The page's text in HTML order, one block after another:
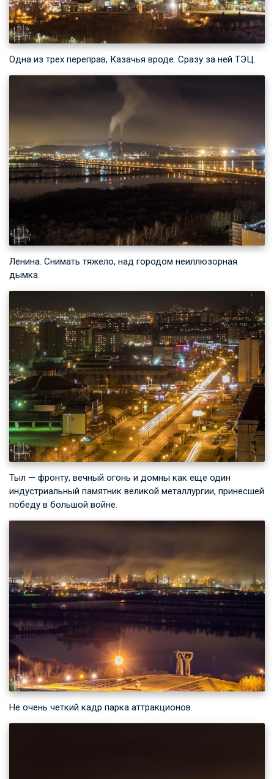
Одна из трех переправ, Казачья вроде. Сразу за ней ТЭЦ.
Ленина. Снимать тяжело, над городом неиллюзорная
дымка.
Тыл — фронту, вечный огонь и домны как еще один
индустриальный памятник великой металлургии, принесшей
победу в большой войне.
Не очень четкий кадр парка аттракционов.